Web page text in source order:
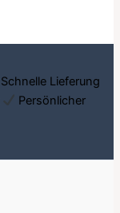
Schnelle Lieferung
Persönlicher